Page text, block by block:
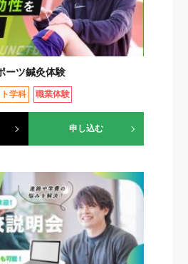
ーツ鍼灸体験
学科 職業体験
申し込む